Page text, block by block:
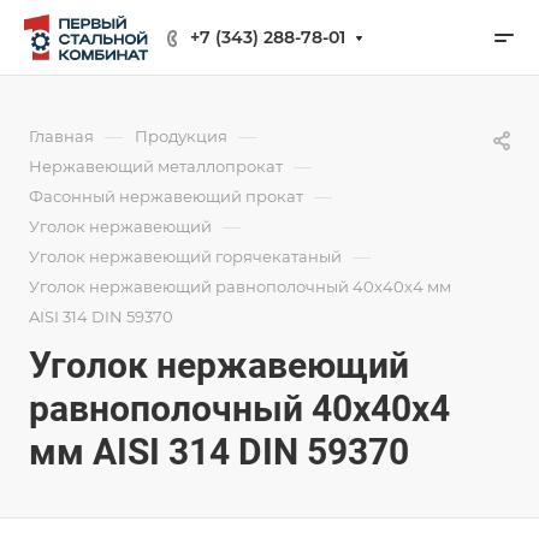
+7 (343) 288-78-01
Главная — Продукция —
Нержавеющий металлопрокат —
Фасонный нержавеющий прокат —
Уголок нержавеющий —
Уголок нержавеющий горячекатаный —
Уголок нержавеющий равнополочный 40х40х4 мм
AISI 314 DIN 59370
Уголок нержавеющий
равнополочный 40х40х4
мм AISI 314 DIN 59370